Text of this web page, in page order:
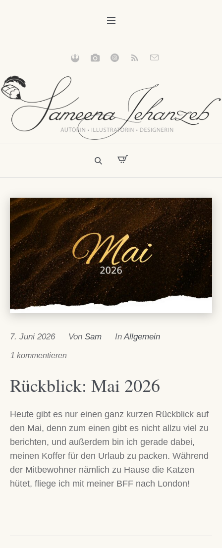
7. Juni 2026 Von Sam In Allgemein
1 kommentieren
Rückblick: Mai 2026
Heute gibt es nur einen ganz kurzen Rückblick auf
den Mai, denn zum einen gibt es nicht allzu viel zu
berichten, und außerdem bin ich gerade dabei,
meinen Koffer für den Urlaub zu packen. Während
der Mitbewohner nämlich zu Hause die Katzen
hütet, fliege ich mit meiner BFF nach London!